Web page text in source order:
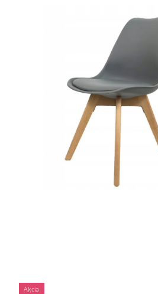
Akcia